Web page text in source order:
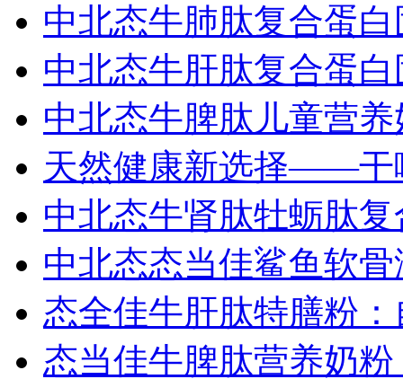
中北态牛肺肽复合蛋
中北态牛肝肽复合蛋
中北态牛脾肽儿童营
天然健康新选择——干
中北态牛肾肽牡蛎肽
中北态态当佳鲨鱼软
态全佳牛肝肽特膳粉
态当佳牛脾肽营养奶